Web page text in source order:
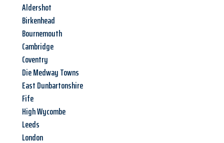
Aldershot
Birkenhead
Bournemouth
Cambridge
Coventry
Die Medway Towns
East Dunbartonshire
Fife
High Wycombe
Leeds
London